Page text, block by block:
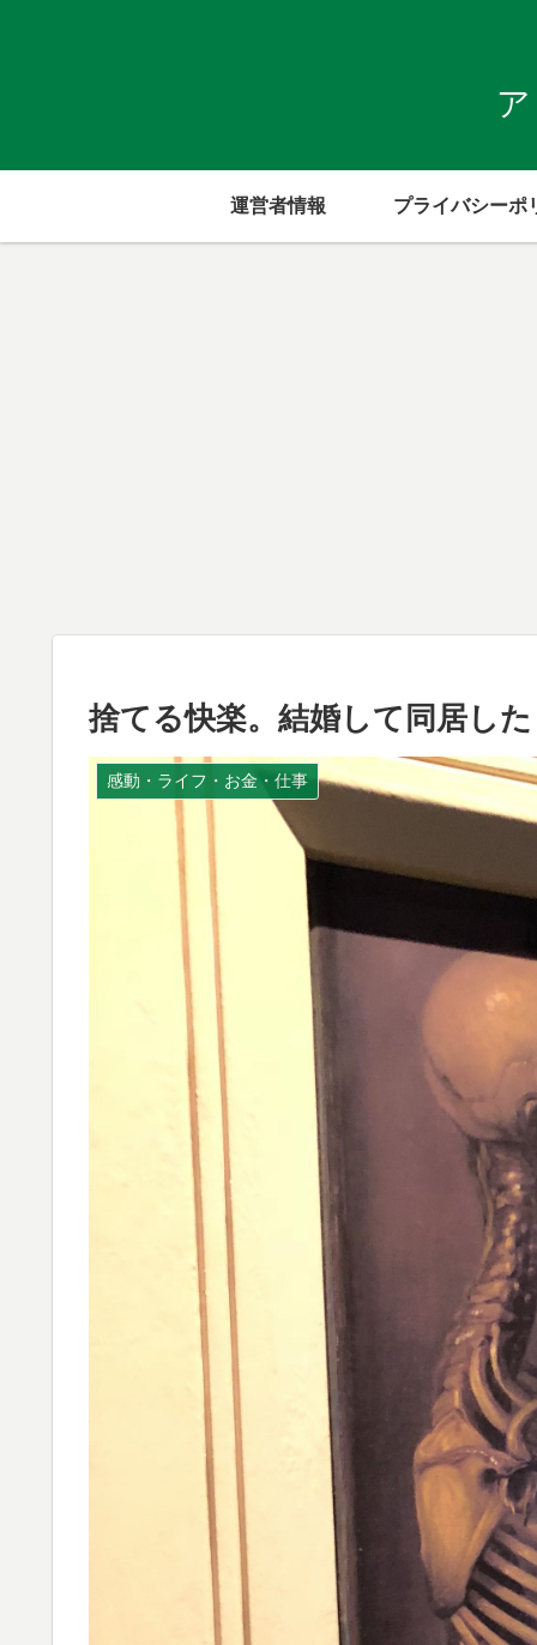
運営者情報 プライバシーポ
捨てる快楽。結婚して同居し
感動・ライフ・お金・仕事